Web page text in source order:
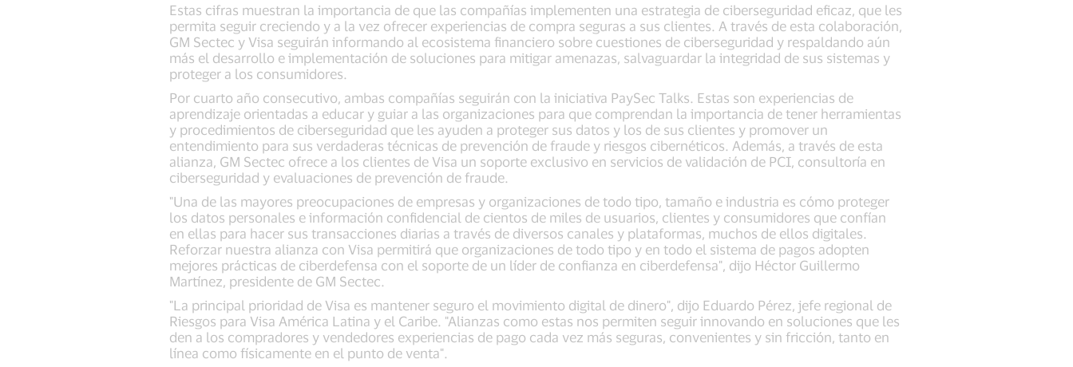
Estas cifras muestran la importancia de que las compañías implementen una estrategia de ciberseguridad eficaz, que les
permita seguir creciendo y a la vez ofrecer experiencias de compra seguras a sus clientes. A través de esta colaboración,
GM Sectec y Visa seguirán informando al ecosistema financiero sobre cuestiones de ciberseguridad y respaldando aún
más el desarrollo e implementación de soluciones para mitigar amenazas, salvaguardar la integridad de sus sistemas y
proteger a los consumidores.
Por cuarto año consecutivo, ambas compañías seguirán con la iniciativa PaySec Talks. Estas son experiencias de
aprendizaje orientadas a educar y guiar a las organizaciones para que comprendan la importancia de tener herramientas
y procedimientos de ciberseguridad que les ayuden a proteger sus datos y los de sus clientes y promover un
entendimiento para sus verdaderas técnicas de prevención de fraude y riesgos cibernéticos. Además, a través de esta
alianza, GM Sectec ofrece a los clientes de Visa un soporte exclusivo en servicios de validación de PCI, consultoría en
ciberseguridad y evaluaciones de prevención de fraude.
"Una de las mayores preocupaciones de empresas y organizaciones de todo tipo, tamaño e industria es cómo proteger
los datos personales e información confidencial de cientos de miles de usuarios, clientes y consumidores que confían
en ellas para hacer sus transacciones diarias a través de diversos canales y plataformas, muchos de ellos digitales.
Reforzar nuestra alianza con Visa permitirá que organizaciones de todo tipo y en todo el sistema de pagos adopten
mejores prácticas de ciberdefensa con el soporte de un líder de confianza en ciberdefensa", dijo Héctor Guillermo
Martínez, presidente de GM Sectec.
"La principal prioridad de Visa es mantener seguro el movimiento digital de dinero", dijo Eduardo Pérez, jefe regional de
Riesgos para Visa América Latina y el Caribe. "Alianzas como estas nos permiten seguir innovando en soluciones que les
den a los compradores y vendedores experiencias de pago cada vez más seguras, convenientes y sin fricción, tanto en
línea como físicamente en el punto de venta".